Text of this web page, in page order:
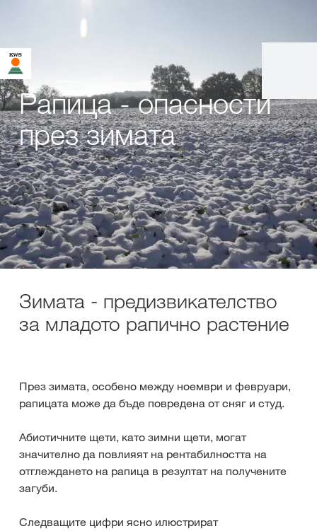
Рапица - опасности
през зимата
Зимата - предизвикателство
за младото рапично растение
През зимата, особено между ноември и февруари,
рапицата може да бъде повредена от сняг и студ.
Абиотичните щети, като зимни щети, могат
значително да повлияят на рентабилността на
отглеждането на рапица в резултат на получените
загуби.
Следващите цифри ясно илюстрират